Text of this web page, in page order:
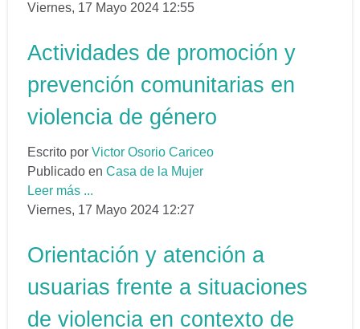
Viernes, 17 Mayo 2024 12:55
Actividades de promoción y
prevención comunitarias en
violencia de género
Escrito por Victor Osorio Cariceo
Publicado en Casa de la Mujer
Leer más ...
Viernes, 17 Mayo 2024 12:27
Orientación y atención a
usuarias frente a situaciones
de violencia en contexto de